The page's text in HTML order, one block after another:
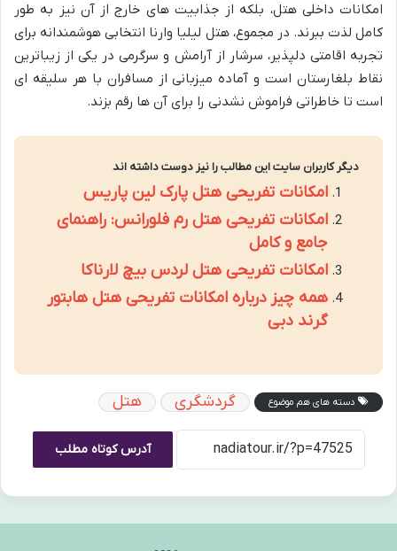
امکانات داخلی هتل، بلکه از جذابیت های خارج از آن نیز به طور
کامل لذت ببرند. در مجموع، هتل لیلیا وارنا انتخابی هوشمندانه برای
تجربه اقامتی دلپذیر، سرشار از آرامش و سرگرمی در یکی از زیباترین
نقاط بلغارستان است و آماده میزبانی از مسافران با هر سلیقه ای
است تا خاطراتی فراموش نشدنی را برای آن ها رقم بزند.
دیگر کاربران سایت این مطالب را نیز دوست داشته اند
امکانات تفریحی هتل پارک لین پاریس
امکانات تفریحی هتل رم فلورانس: راهنمای
جامع و کامل
امکانات تفریحی هتل لردس بیچ لارناکا
همه چیز درباره امکانات تفریحی هتل هابتور
گرند دبی
دسته های هم موضوع گردشگری هتل
آدرس کوتاه مطلب